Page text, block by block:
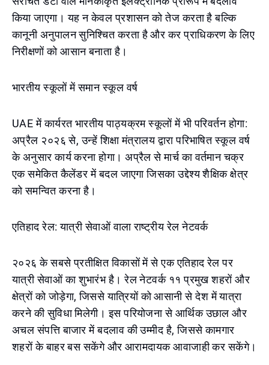
किया जाएगा। यह न केवल प्रशासन को तेज करता है बल्कि
कानूनी अनुपालन सुनिश्चित करता है और कर प्राधिकरण के लिए
निरीक्षणों को आसान बनाता है।
भारतीय स्कूलों में समान स्कूल वर्ष
UAE में कार्यरत भारतीय पाठ्यक्रम स्कूलों में भी परिवर्तन होगा:
अप्रैल २०२६ से, उन्हें शिक्षा मंत्रालय द्वारा परिभाषित स्कूल वर्ष
के अनुसार कार्य करना होगा। अप्रैल से मार्च का वर्तमान चक्र
एक समेकित कैलेंडर में बदल जाएगा जिसका उद्देश्य शैक्षिक क्षेत्र
को समन्वित करना है।
एतिहाद रेल: यात्री सेवाओं वाला राष्ट्रीय रेल नेटवर्क
२०२६ के सबसे प्रतीक्षित विकासों में से एक एतिहाद रेल पर
यात्री सेवाओं का शुभारंभ है। रेल नेटवर्क ११ प्रमुख शहरों और
क्षेत्रों को जोड़ेगा, जिससे यात्रियों को आसानी से देश में यात्रा
करने की सुविधा मिलेगी। इस परियोजना से आर्थिक उछाल और
अचल संपत्ति बाजार में बदलाव की उम्मीद है, जिससे कामगार
शहरों के बाहर बस सकेंगे और आरामदायक आवाजाही कर सकेंगे।